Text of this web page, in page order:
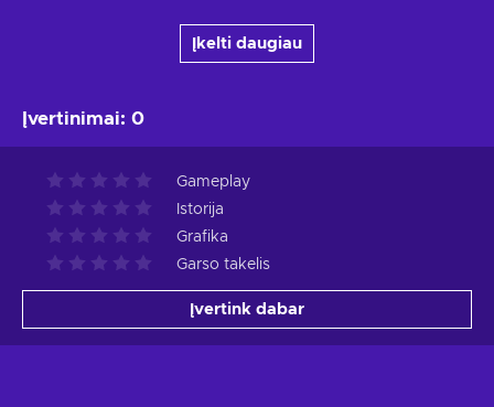
Įkelti daugiau
Įvertinimai: 0
Gameplay
Istorija
Grafika
Garso takelis
Įvertink dabar